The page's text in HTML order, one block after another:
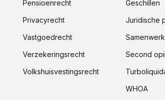
Pensioenrecht
Privacyrecht
Vastgoedrecht
Verzekeringsrecht
Volkshuisvestingsrecht
Geschillen
Juridische
Second
WHOA